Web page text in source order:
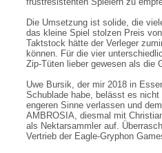
Die Umsetzung ist solide, die
das kleine Spiel stolzen Preis
Taktstock hätte der Verleger
können. Für die vier
Zip-Tüten lieber gewesen als die
Uwe Bursik, der mir 2018 in
Schublade habe, belässt es
engeren Sinne verlassen und
AMBROSIA, diesmal mit
als Nektarsammler auf.
Vertrieb der Eagle-Gryphon